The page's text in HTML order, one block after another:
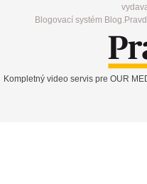
Blogovací systém
Kompletný video servis pre OUR